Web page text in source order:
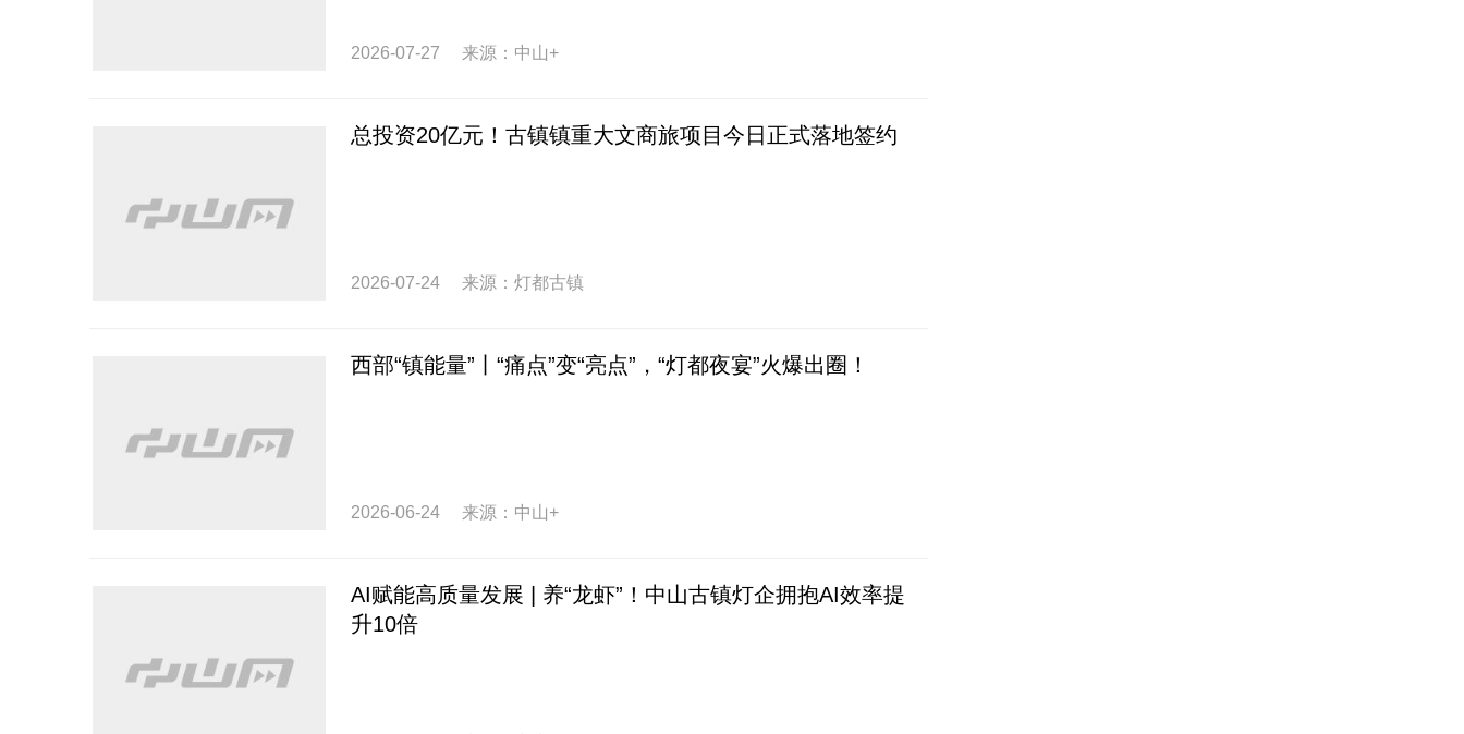
2026-07-27 来源：中山+
总投资20亿元！古镇镇重大文商旅项目今日正式落地签约
2026-07-24 来源：灯都古镇
西部“镇能量”丨“痛点”变“亮点”，“灯都夜宴”火爆出圈！
2026-06-24 来源：中山+
AI赋能高质量发展 | 养“龙虾”！中山古镇灯企拥抱AI效率提
升10倍